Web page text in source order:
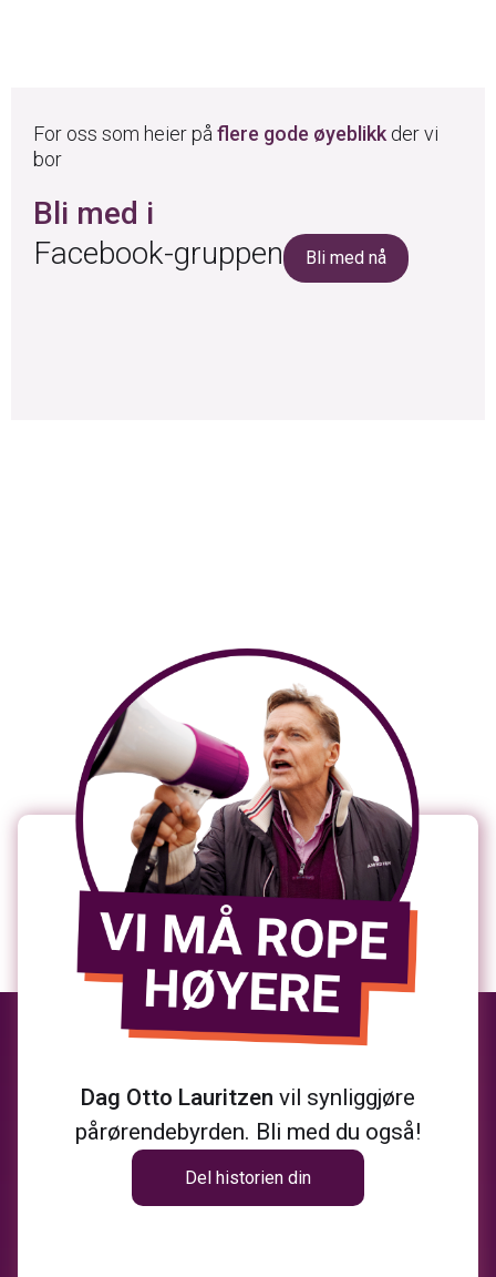
For oss som heier på flere gode øyeblikk der vi
bor
Bli med i
Facebook-gruppen
Bli med nå
Dag Otto Lauritzen vil synliggjøre
pårørendebyrden. Bli med du også!
Del historien din